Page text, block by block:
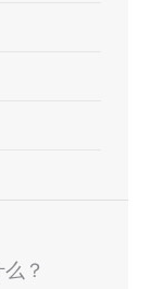
？